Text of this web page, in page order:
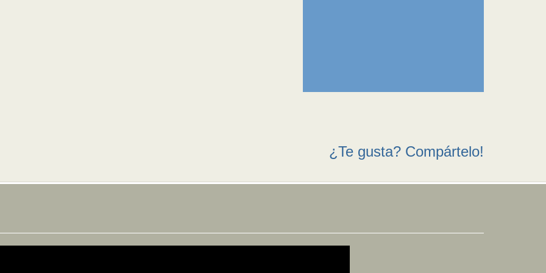
¿Te gusta? Compártelo!